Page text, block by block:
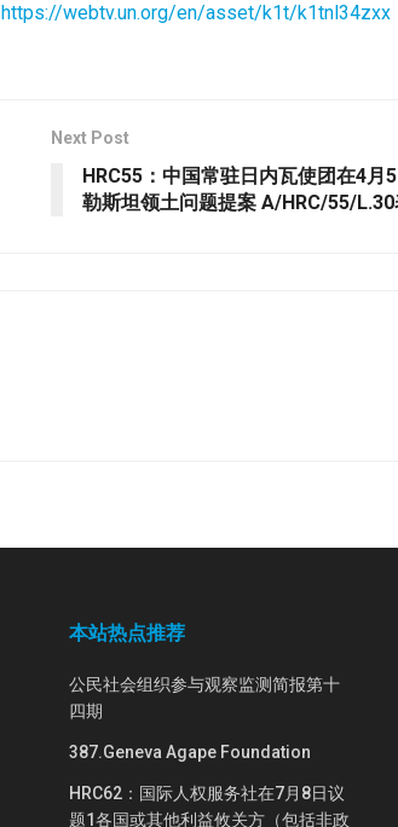
https://webtv.un.org/en/asset/k1t/k1tnl34zxx
Next Post
HRC55：中国常驻日内瓦使团在4
勒斯坦领土问题提案 A/HRC/55/
本站热点推荐
公民社会组织参与观察监测简报第十
四期
387.Geneva Agape Foundation
HRC62：国际人权服务社在7月8日议
题1各国或其他利益攸关方（包括非政